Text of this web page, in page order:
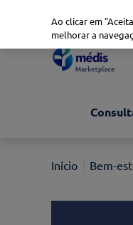
Bem-
Ao clicar em
melhorar a